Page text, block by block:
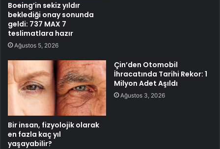
Boeing’in sekiz yıldır
beklediği onay sonunda
geldi: 737 MAX 7
teslimatlara hazır
Ağustos 5, 2026
Bir insan, fizyolojik olarak
en fazla kaç yıl
yaşayabilir?
Çin’den Otomobil
İhracatında Tarihi Rekor: 1
Milyon Adet Aşıldı
Ağustos 3, 2026